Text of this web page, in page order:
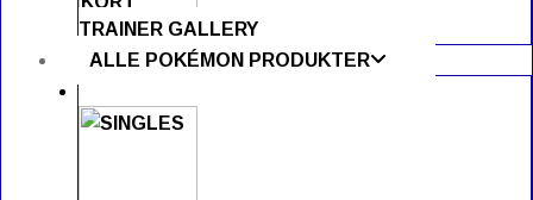
TRAINER GALLERY
ALLE POKÉMON PRODUKTER